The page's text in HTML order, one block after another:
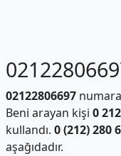
02122806697
Beni arayan kişi 0
kullandı. 0 (212) 280
aşağıdadır.